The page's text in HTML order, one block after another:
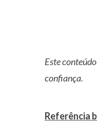
Este
confiança.
Referência